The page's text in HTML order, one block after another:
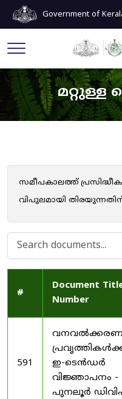
Government of
സമീപകാലത്ത്
വിപുലമായി
#
Document
Number
591
വനവൽക്കരണ
ഇ-ടെൻഡർ
വിജ്ഞാപനം -
പുനലൂർ